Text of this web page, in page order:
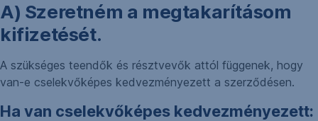
A) Szeretném a megtakarításom
kifizetését.
A szükséges teendők és résztvevők attól függenek, hogy
van-e cselekvőképes kedvezményezett a szerződésen.
Ha van cselekvőképes kedvezményezett: